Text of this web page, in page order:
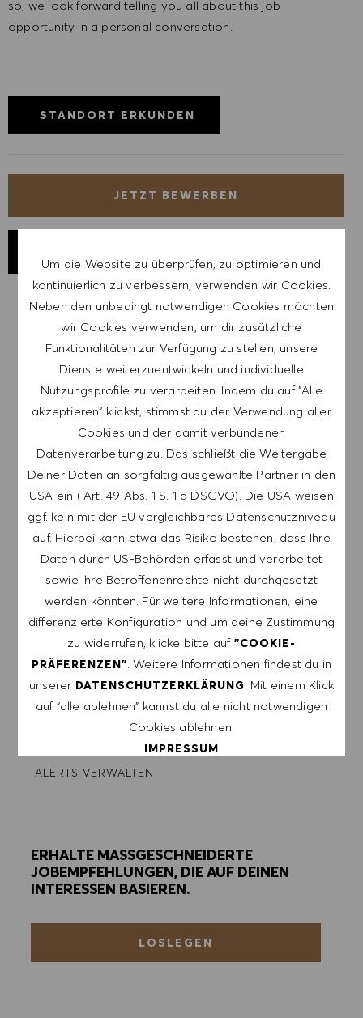
Um die Website zu überprüfen, zu optimieren und
kontinuierlich zu verbessern, verwenden wir Cookies.
Neben den unbedingt notwendigen Cookies möchten
wir Cookies verwenden, um dir zusätzliche
Funktionalitäten zur Verfügung zu stellen, unsere
Dienste weiterzuentwickeln und individuelle
Nutzungsprofile zu verarbeiten. Indem du auf "Alle
akzeptieren" klickst, stimmst du der Verwendung aller
Cookies und der damit verbundenen
Datenverarbeitung zu. Das schließt die Weitergabe
Deiner Daten an sorgfältig ausgewählte Partner in den
USA ein ( Art. 49 Abs. 1 S. 1 a DSGVO). Die USA weisen
ggf. kein mit der EU vergleichbares Datenschutzniveau
auf. Hierbei kann etwa das Risiko bestehen, dass Ihre
Daten durch US-Behörden erfasst und verarbeitet
sowie Ihre Betroffenenrechte nicht durchgesetzt
werden könnten. Für weitere Informationen, eine
differenzierte Konfiguration und um deine Zustimmung
zu widerrufen, klicke bitte auf "COOKIE-
PRÄFERENZEN". Weitere Informationen findest du in
unserer DATENSCHUTZERKLÄRUNG. Mit einem Klick
auf "alle ablehnen" kannst du alle nicht notwendigen
Cookies ablehnen.
IMPRESSUM
COOKIE PRÄFERENZEN
so, we look forward telling you all about this job
opportunity in a personal conversation.
STANDORT ERKUNDEN
JETZT BEWERBEN
LASSE DICH FÜR ÄHNLICHE JOBS
BENACHRICHTIGEN
Melde dich an, um Job-Alerts zu erhalten.
HINWEIS: Mit der Anmeldung erkläre ich mich
damit einverstanden, E-Mails mit
Stellenangeboten von HUGO BOSS, Einladungen
zu Veranstaltungen und anderen
karriererelevanten Themen zu erhalten. Ich kann
mich jederzeit abmelden, z.B. indem ich den in
den Mails vorhandenen Abmeldelink anklicke. Ich
akzeptiere, dass meine persönlichen Daten
gemäß der
DATENSCHUTZERKLÄRUNGverarbeitet
werden.
E-Mail-Adresse eingeben (erforderlich)
ERSTELLEN
ALERTS VERWALTEN
ERHALTE MASSGESCHNEIDERTE
JOBEMPFEHLUNGEN, DIE AUF DEINEN
INTERESSEN BASIEREN.
LOSLEGEN